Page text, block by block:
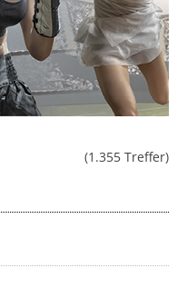
(1.355 Treffer)